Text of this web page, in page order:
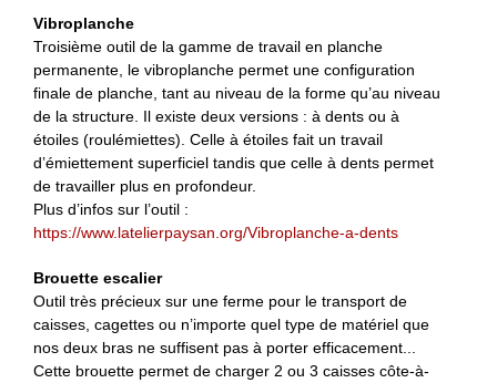
Vibroplanche
Troisième outil de la gamme de travail en planche
permanente, le vibroplanche permet une configuration
finale de planche, tant au niveau de la forme qu’au niveau
de la structure. Il existe deux versions : à dents ou à
étoiles (roulémiettes). Celle à étoiles fait un travail
d’émiettement superficiel tandis que celle à dents permet
de travailler plus en profondeur.
Plus d’infos sur l’outil :
https://www.latelierpaysan.org/Vibroplanche-a-dents
Brouette escalier
Outil très précieux sur une ferme pour le transport de
caisses, cagettes ou n’importe quel type de matériel que
nos deux bras ne suffisent pas à porter efficacement...
Cette brouette permet de charger 2 ou 3 caisses côte-à-